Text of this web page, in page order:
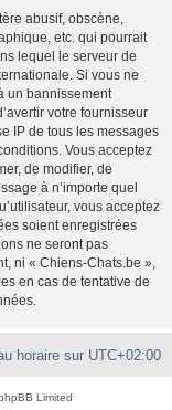
abusif, obscène,
etc. qui pourrait
lequel le serveur de
Si vous ne
un bannissement
votre fournisseur
IP de tous les messages
Vous acceptez
de modifier, de
à n’importe quel
vous acceptez
soient enregistrées
ne seront pas
ni « Chiens-Chats.be »,
en cas de tentative de
horaire sur UTC+02:00
Limited